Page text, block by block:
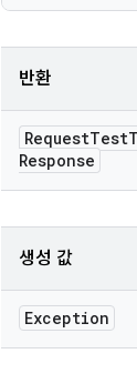
반환
RequestTest
Response
생성 값
Exception